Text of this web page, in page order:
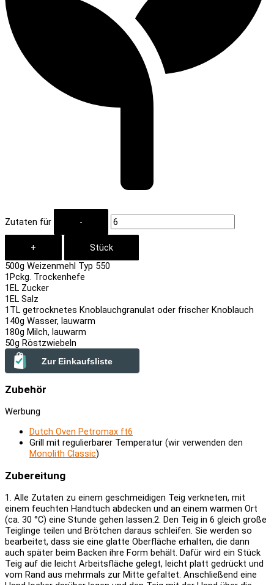
Zutaten für
500g Weizenmehl Typ 550
1Pckg. Trockenhefe
1EL Zucker
1EL Salz
1 TL getrocknetes Knoblauchgranulat oder frischer Knoblauch
140g Wasser, lauwarm
180g Milch, lauwarm
50g Röstzwiebeln
Zur Einkaufsliste
Zubehör
Werbung
Dutch Oven Petromax ft6
Grill mit regulierbarer Temperatur (wir verwenden den
Monolith Classic)
Zubereitung
1. Alle Zutaten zu einem geschmeidigen Teig verkneten, mit
einem feuchten Handtuch abdecken und an einem warmen Ort
(ca. 30 °C) eine Stunde gehen lassen.2. Den Teig in 6 gleich große
Teiglinge teilen und Brötchen daraus schleifen. Sie werden so
bearbeitet, dass sie eine glatte Oberfläche erhalten, die dann
auch später beim Backen ihre Form behält. Dafür wird ein Stück
Teig auf die leicht Arbeitsfläche gelegt, leicht platt gedrückt und
vom Rand aus mehrmals zur Mitte gefaltet. Anschließend eine